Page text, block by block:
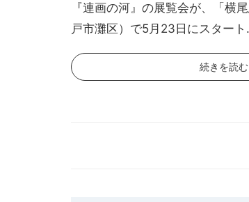
『連画の河』の展覧会が、「横
戸市灘区）で5月23日にスタート
続きを読む